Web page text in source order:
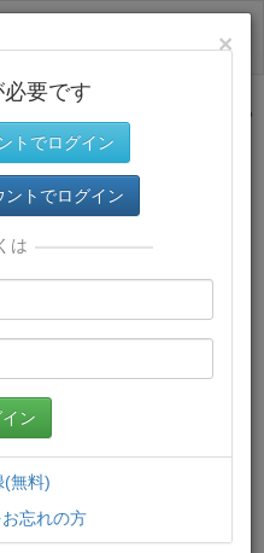
サイトトップに戻る
ンロードでき、快適な動画
×
必要です
トでログイン
トでログイン
は
ン
(無料)
忘れの方